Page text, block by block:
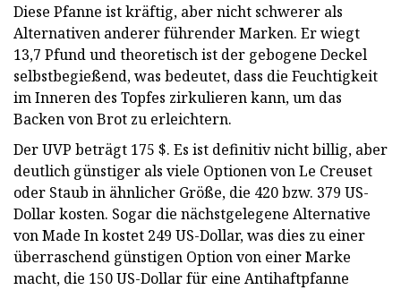
Diese Pfanne ist kräftig, aber nicht schwerer als
Alternativen anderer führender Marken. Er wiegt
13,7 Pfund und theoretisch ist der gebogene Deckel
selbstbegießend, was bedeutet, dass die Feuchtigkeit
im Inneren des Topfes zirkulieren kann, um das
Backen von Brot zu erleichtern.
Der UVP beträgt 175 $. Es ist definitiv nicht billig, aber
deutlich günstiger als viele Optionen von Le Creuset
oder Staub in ähnlicher Größe, die 420 bzw. 379 US-
Dollar kosten. Sogar die nächstgelegene Alternative
von Made In kostet 249 US-Dollar, was dies zu einer
überraschend günstigen Option von einer Marke
macht, die 150 US-Dollar für eine Antihaftpfanne